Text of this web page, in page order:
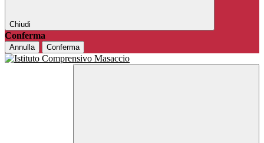
Chiudi
Conferma
Annulla Conferma